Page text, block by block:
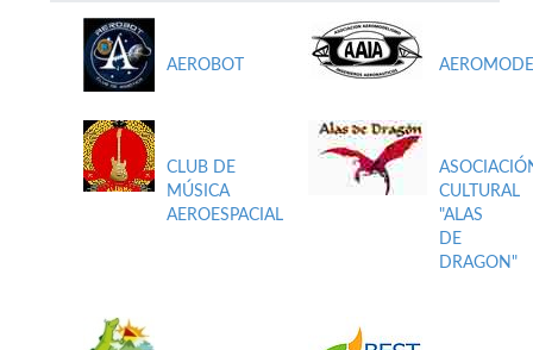
AEROBOT
CLUB DE
MÚSICA
AEROESPACIAL
CULTURAL
"ALAS
DE
DRAGON"